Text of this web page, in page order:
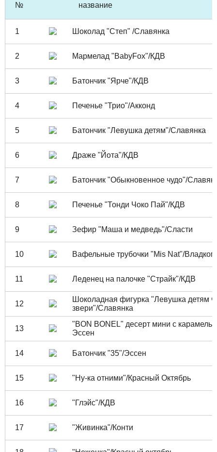
№ название
1 Шоколад "Степ" /Славянка
2 Мармелад "BabyFox"/КДВ
3 Батончик "Ярче"/КДВ
4 Печенье "Трио"/Акконд
5 Батончик "Левушка детям"/Славянка
6 Драже "Йота"/КДВ
7 Батончик "Обыкновенное чудо"/
8 Печенье "Тонди Чоко Пай"/КДВ
9 Зефир "Маша и медведь"/Сласти
10 Вафельные трубочки "Mis Nat"/Владком
11 Леденец на палочке "Страйк"/КДВ
12
Шоколадная фигурка "Левушка детям
звери"/Славянка
13
"BON BONEL" десерт мини с
Эссен
14 Батончик "35"/Эссен
15 "Ну-ка отними"/Красный Октябрь
16 "Глэйс"/КДВ
17 "Живинка"/Конти